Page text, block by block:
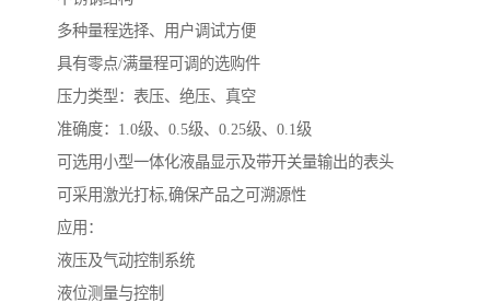
多种量程选择、用户调试方便
具有零点/满量程可调的选购件
压力类型：表压、绝压、真空
准确度：1.0级、0.5级、0.25级、0.1级
可选用小型一体化液晶显示及带开关量输出的表头
可采用激光打标,确保产品之可溯源性
应用：
液压及气动控制系统
液位测量与控制